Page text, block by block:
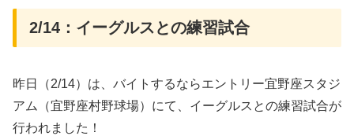
2/14：イーグルスとの練習試合
昨日（2/14）は、バイトするならエントリー宜野座スタジ
アム（宜野座村野球場）にて、イーグルスとの練習試合が
行われました！